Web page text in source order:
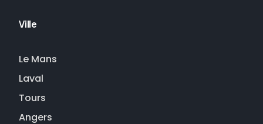
Ville
Le Mans
Laval
Tours
Angers